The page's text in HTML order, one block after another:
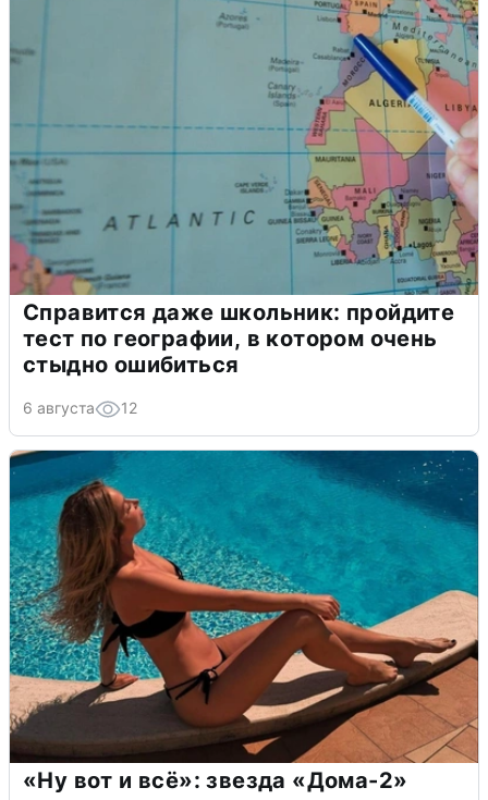
Справится даже школьник: пройдите
тест по географии, в котором очень
стыдно ошибиться
6 августа 12
«Ну вот и всё»: звезда «Дома-2»